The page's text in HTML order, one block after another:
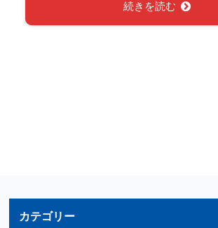
続きを読む
カテゴリー